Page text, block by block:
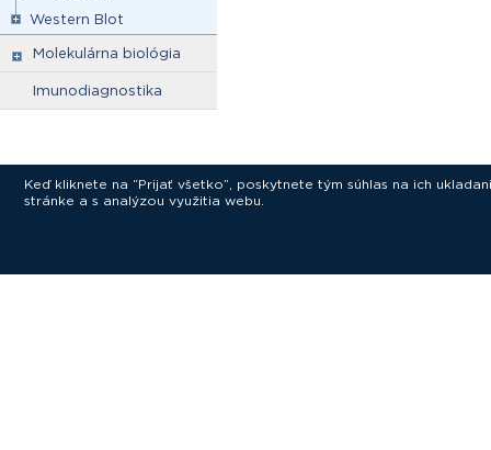
Western Blot
Molekulárna biológia
Imunodiagnostika
Keď kliknete na “Prijať všetko”, poskytnete tým súhlas na ich
stránke a s analýzou využitia webu.